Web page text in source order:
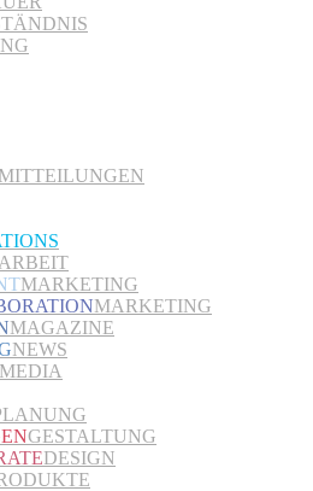
ARBEIT
MARKETING
MARKETING
MAGAZINE
NEWS
MEDIA
GESTALTUNG
DESIGN